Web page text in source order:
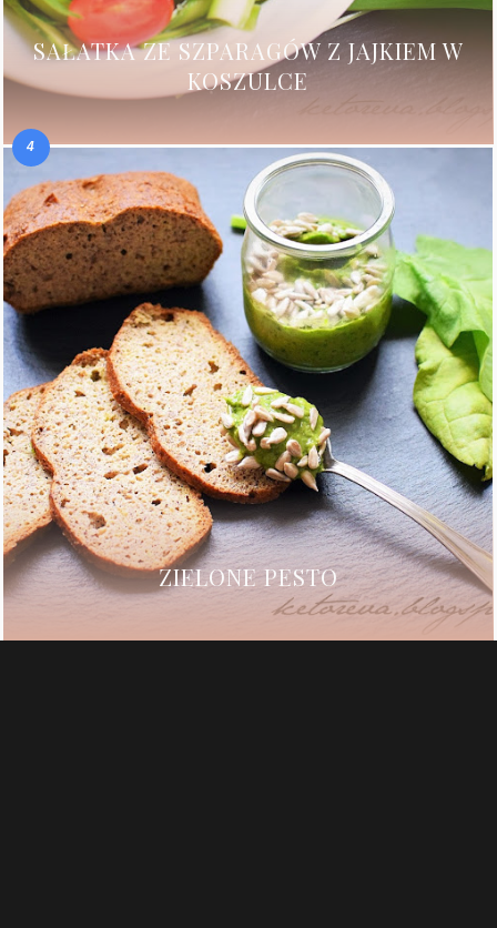
SAŁATKA ZE SZPARAGÓW Z JAJKIEM W
KOSZULCE
ZIELONE PESTO